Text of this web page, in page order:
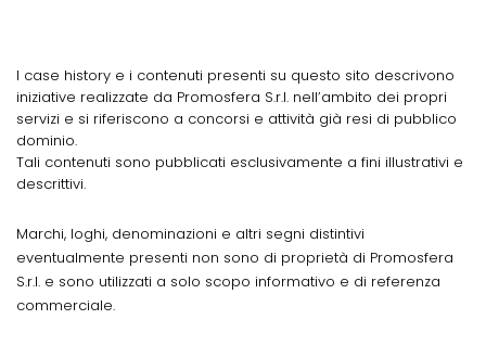
I case history e i contenuti presenti su questo sito descrivono
iniziative realizzate da Promosfera S.r.l. nell’ambito dei propri
servizi e si riferiscono a concorsi e attività già resi di pubblico
dominio.
Tali contenuti sono pubblicati esclusivamente a fini illustrativi e
descrittivi.
Marchi, loghi, denominazioni e altri segni distintivi
eventualmente presenti non sono di proprietà di Promosfera
S.r.l. e sono utilizzati a solo scopo informativo e di referenza
commerciale.